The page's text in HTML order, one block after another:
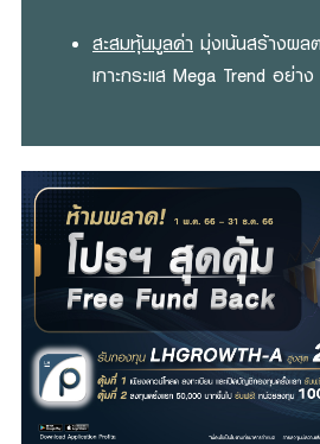
สะสมหุ้นมูลค่า มุ่งเน้นสร้างผล
เกาะกระแส Mega Trend อย่า